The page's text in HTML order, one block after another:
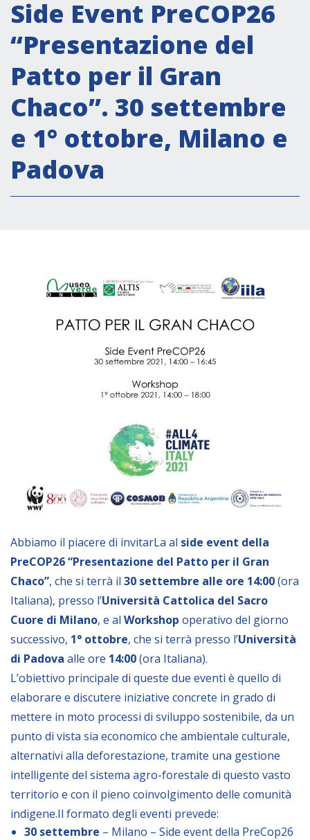
Segreteria Culturale
Segreteria Socio-economica
Segreteria Tecnico scientifica
Forum PMI
Conferenze Italia-America Latina e Caraibi
Rete per la promozione dell’uguaglianza di
genere
Patrimonio culturale
Empowerment socio- economico
Giustizia e Sicurezza
AL-INVEST Verde
MEDIA
Foto
Video
Audio
BIBLIOTECA
Catalogo
Pubblicazioni
OPPORTUNITÀ
Bandi
Borse di studio
Side Event PreCOP26
“Presentazione del
Patto per il Gran
Chaco”. 30 settembre
e 1° ottobre, Milano e
Padova
Abbiamo il piacere di invitarLa al side event della
PreCOP26“Presentazione del Patto per il Gran
Chaco”, che si terrà il 30 settembre alle ore 14:00(ora
Italiana), presso l’Università Cattolica del Sacro
Cuore di Milano, e al Workshop operativo del giorno
successivo, 1° ottobre, che si terrà presso l’Università
di Padova alle ore 14:00(ora Italiana).
L’obiettivo principale di queste due eventi è quello di
elaborare e discutere iniziative concrete in grado di
mettere in moto processi di sviluppo sostenibile, da un
punto di vista sia economico che ambientale culturale,
alternativi alla deforestazione, tramite una gestione
intelligente del sistema agro-forestale di questo vasto
territorio e con il pieno coinvolgimento delle comunità
indigene.Il formato degli eventi prevede:
30 settembre – Milano – Side event della PreCop26